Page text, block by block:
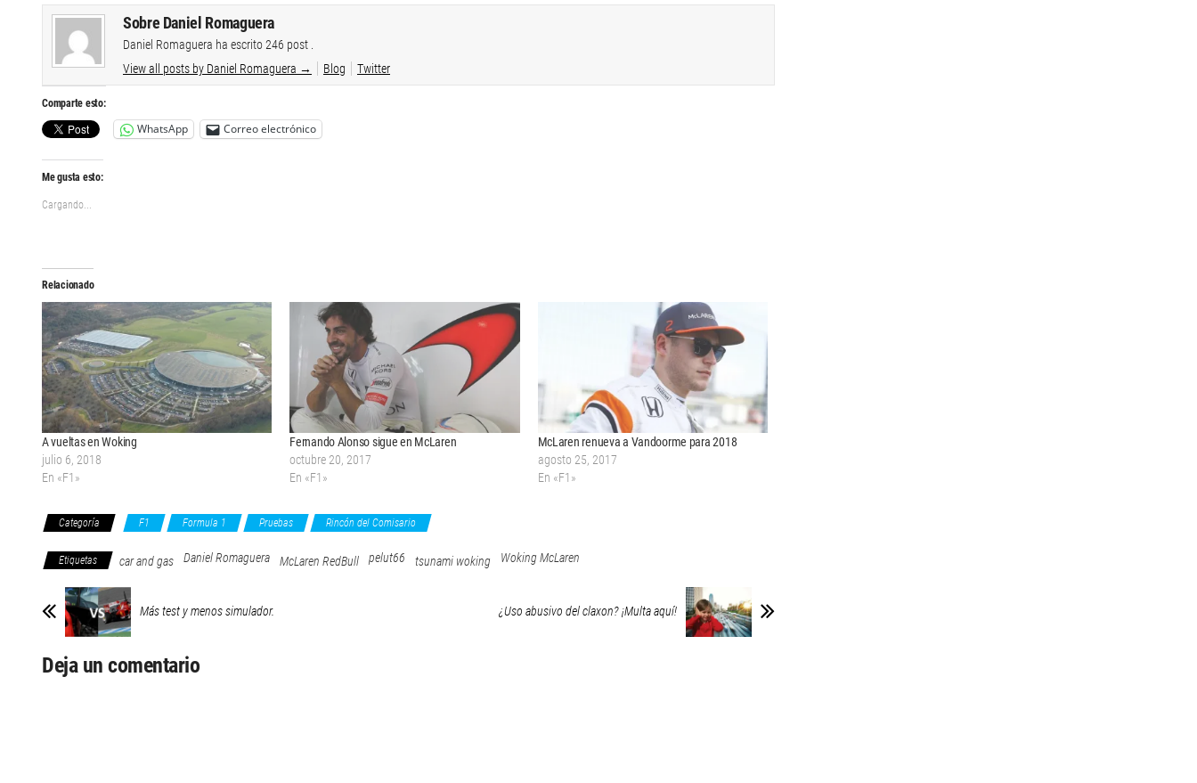
Sobre Daniel Romaguera
Daniel Romaguera ha escrito 246 post .
View all posts by Daniel Romaguera → Blog Twitter
Comparte esto:
WhatsApp Correo electrónico
Me gusta esto:
Cargando...
Relacionado
A vueltas en Woking
julio 6, 2018
En «F1»
Fernando Alonso sigue en McLaren
octubre 20, 2017
En «F1»
McLaren renueva a Vandoorme para 2018
agosto 25, 2017
En «F1»
Categoría F1 Formula 1 Pruebas Rincón del Comisario
Etiquetas car and gas Daniel Romaguera McLaren RedBull pelut66 tsunami woking Woking McLaren
Más test y menos simulador. ¿Uso abusivo del claxon? ¡Multa aquí!
Deja un comentario